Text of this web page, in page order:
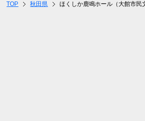
TOP 秋田県 ほくしか鹿鳴ホール（大館市民